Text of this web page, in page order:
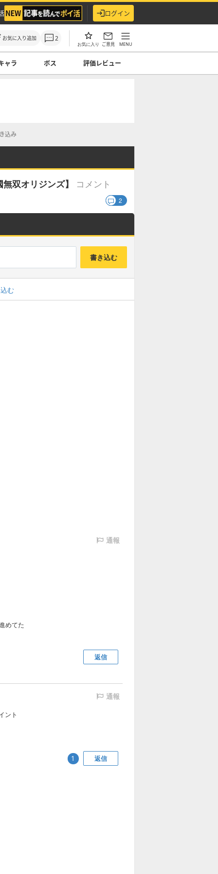
ログイン
お気に入り追加 2
お気に入り ご意見 MENU
ャラ ボス 評価レビュー
込み
双オリジンズ】 コメント
2
書き込む
む
通報
めてた
返信
通報
ント
返信
1